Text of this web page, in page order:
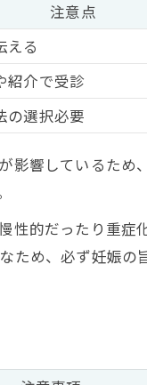
注意点
える
紹介で受診
の選択必要
影響しているため
性的だったり重症
ため、必ず妊娠の